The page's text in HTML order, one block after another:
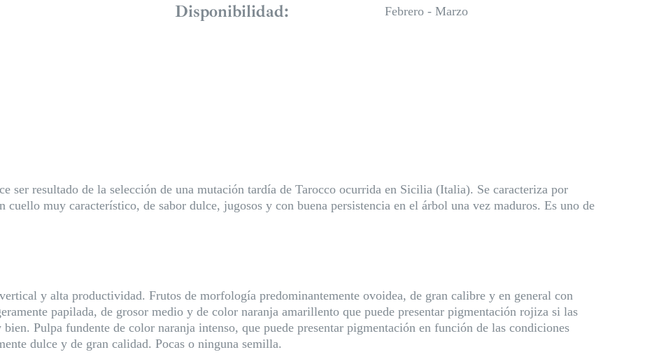
Disponibilidad: Febrero - Marzo
ser resultado de la selección de una mutación tardía de Tarocco ocurrida en Sicilia (Italia). Se caracteriza por
muy característico, de sabor dulce, jugosos y con buena persistencia en el árbol una vez maduros. Es uno de
y alta productividad. Frutos de morfología predominantemente ovoidea, de gran calibre y en general con
papilada, de grosor medio y de color naranja amarillento que puede presentar pigmentación rojiza si las
Pulpa fundente de color naranja intenso, que puede presentar pigmentación en función de las condiciones
dulce y de gran calidad. Pocas o ninguna semilla.